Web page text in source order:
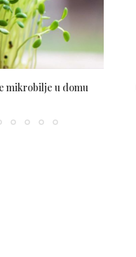
mikrobilje u domu